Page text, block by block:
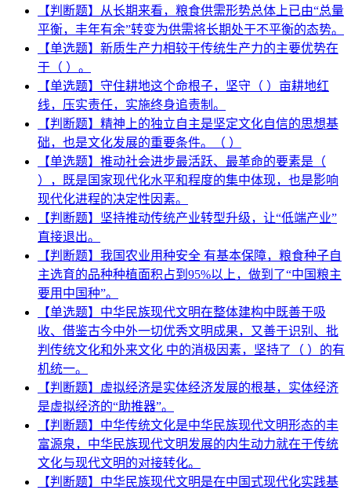
【判断题】从长期来看，粮食供需形势总体上已由“总量
平衡，丰年有余”转变为供需将长期处于不平衡的态势。
【单选题】新质生产力相较于传统生产力的主要优势在
于（ ）。
【单选题】守住耕地这个命根子，坚守（ ）亩耕地红
线，压实责任，实施终身追责制。
【判断题】精神上的独立自主是坚定文化自信的思想基
础，也是文化发展的重要条件。（ ）
【单选题】推动社会进步最活跃、最革命的要素是（
），既是国家现代化水平和程度的集中体现，也是影响
现代化进程的决定性因素。
【判断题】坚持推动传统产业转型升级，让“低端产业”
直接退出。
【判断题】我国农业用种安全 有基本保障，粮食种子自
主选育的品种种植面积占到95%以上，做到了“中国粮主
要用中国种”。
【单选题】中华民族现代文明在整体建构中既善于吸
收、借鉴古今中外一切优秀文明成果，又善于识别、批
判传统文化和外来文化 中的消极因素，坚持了（ ）的有
机统一。
【判断题】虚拟经济是实体经济发展的根基，实体经济
是虚拟经济的“助推器”。
【判断题】中华传统文化是中华民族现代文明形态的丰
富源泉，中华民族现代文明发展的内生动力就在于传统
文化与现代文明的对接转化。
【判断题】中华民族现代文明是在中国式现代化实践基